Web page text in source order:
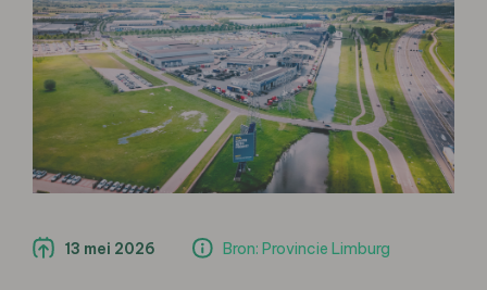
13 mei 2026 Bron: Provincie Limburg